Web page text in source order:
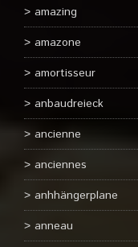
amazing
amazone
amortisseur
anbaudreieck
ancienne
anciennes
anhhängerplane
anneau